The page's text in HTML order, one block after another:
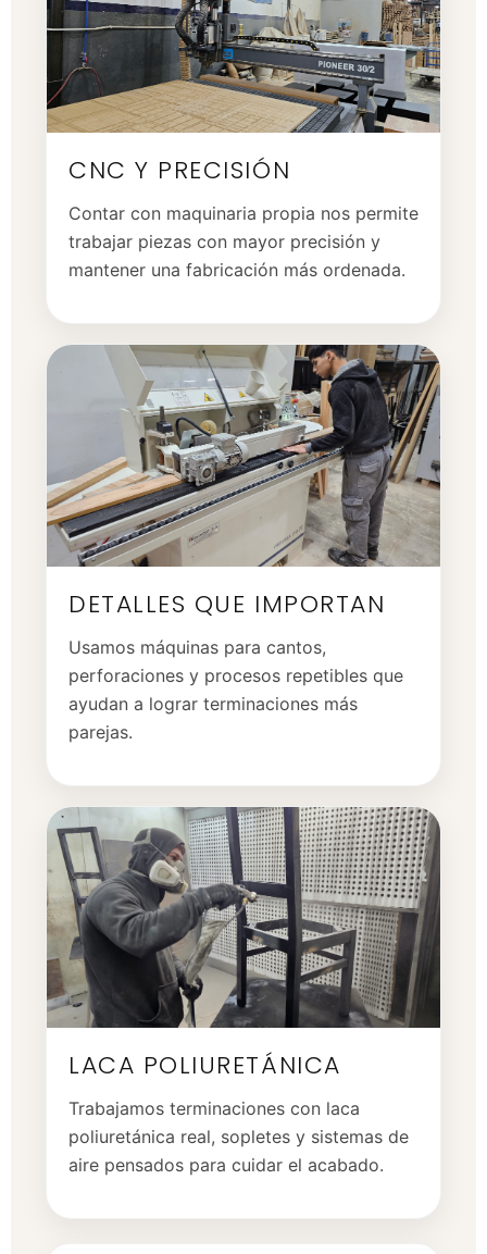
CNC Y PRECISIÓN
Contar con maquinaria propia nos permite
trabajar piezas con mayor precisión y
mantener una fabricación más ordenada.
DETALLES QUE IMPORTAN
Usamos máquinas para cantos,
perforaciones y procesos repetibles que
ayudan a lograr terminaciones más
parejas.
LACA POLIURETÁNICA
Trabajamos terminaciones con laca
poliuretánica real, sopletes y sistemas de
aire pensados para cuidar el acabado.